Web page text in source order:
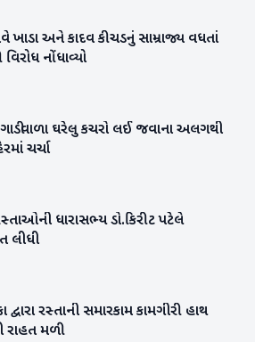
ખાડા અને કાદવ કીચડનું સામ્રાજ્ય વધતાં
નોંધાવ્યો
ઘરેલુ કચરો લઈ જવાના અલગથી
ચર્ચા
ધારાસભ્ય ડો.કિરીટ પટેલે
લીધી
રસ્તાની સમારકામ કામગીરી હાથ
રાહત મળી